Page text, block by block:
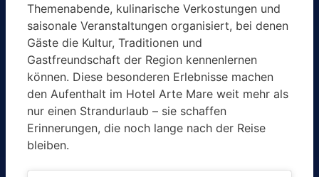
Themenabende, kulinarische Verkostungen und
saisonale Veranstaltungen organisiert, bei denen
Gäste die Kultur, Traditionen und
Gastfreundschaft der Region kennenlernen
können. Diese besonderen Erlebnisse machen
den Aufenthalt im Hotel Arte Mare weit mehr als
nur einen Strandurlaub – sie schaffen
Erinnerungen, die noch lange nach der Reise
bleiben.